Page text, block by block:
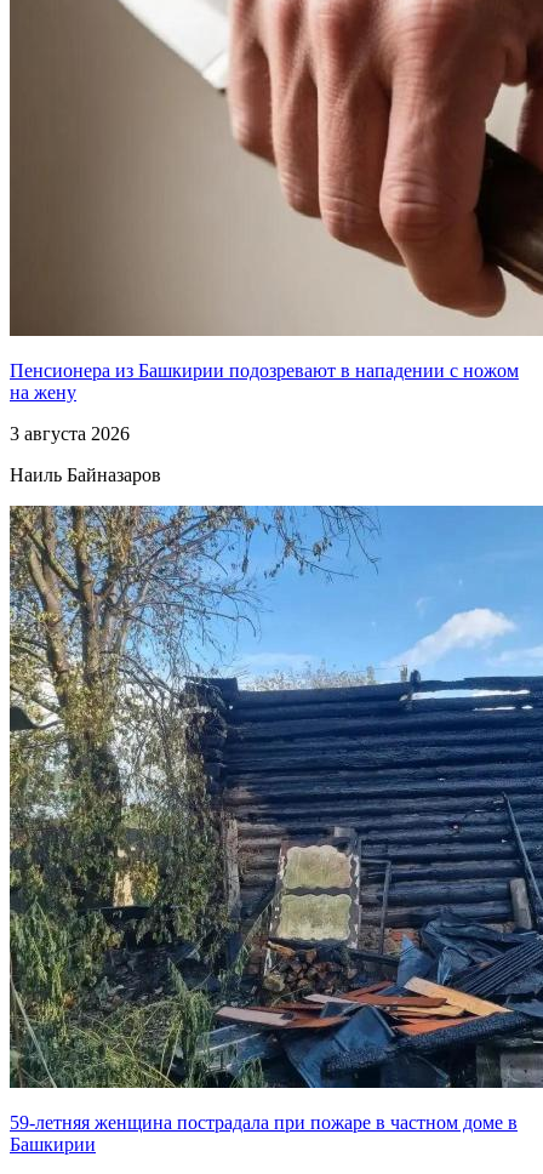
Пенсионера из Башкирии подозревают в нападении с ножом
на жену
3 августа 2026
Наиль Байназаров
59-летняя женщина пострадала при пожаре в частном доме в
Башкирии